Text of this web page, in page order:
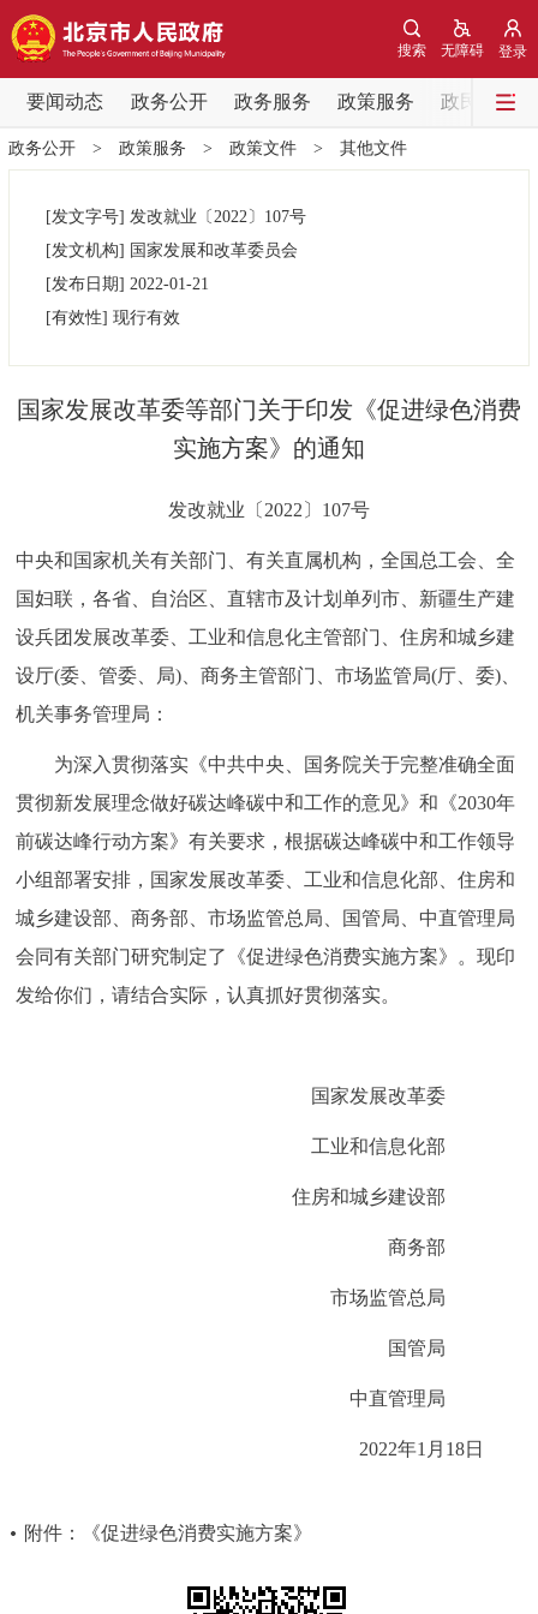
登录
无障碍
搜索
要闻动态 政务公开 政务服务 政策服务 政民互动
要闻动态
党中央精神 国务院信息 中央部委动态
北京要闻 会议信息
政务公开
市领导 机构职能 政策服务
决策公开 专题公开
政务服务
个人服务 法人服务 部门服务
便民服务 利企服务 投资项目
中介服务 阳光政务
政民互动
12345网上接诉即办 我要咨询 我要建议
人文北京
日本語
РУССКИЙ ЯЗЫК
政务公开> 政策服务 > 政策文件> 其他文件
[发文字号] 发改就业 〔2022〕 107号
[发文机构] 国家发展和改革委员会
[发布日期] 2022-01-21
[有效性] 现行有效
国家发展改革委等部门关于印发《促进绿色消费
实施方案》的通知
发改就业〔2022〕107号
中央和国家机关有关部门、有关直属机构，全国总工会、全
国妇联，各省、自治区、直辖市及计划单列市、新疆生产建
设兵团发展改革委、工业和信息化主管部门、住房和城乡建
设厅(委、管委、局)、商务主管部门、市场监管局(厅、委)、
机关事务管理局：
为深入贯彻落实《中共中央、国务院关于完整准确全面
贯彻新发展理念做好碳达峰碳中和工作的意见》和《2030年
前碳达峰行动方案》有关要求，根据碳达峰碳中和工作领导
小组部署安排，国家发展改革委、工业和信息化部、住房和
城乡建设部、商务部、市场监管总局、国管局、中直管理局
会同有关部门研究制定了《促进绿色消费实施方案》。现印
发给你们，请结合实际，认真抓好贯彻落实。
国家发展改革委
工业和信息化部
住房和城乡建设部
商务部
市场监管总局
国管局
中直管理局
2022年1月18日
附件：《促进绿色消费实施方案》